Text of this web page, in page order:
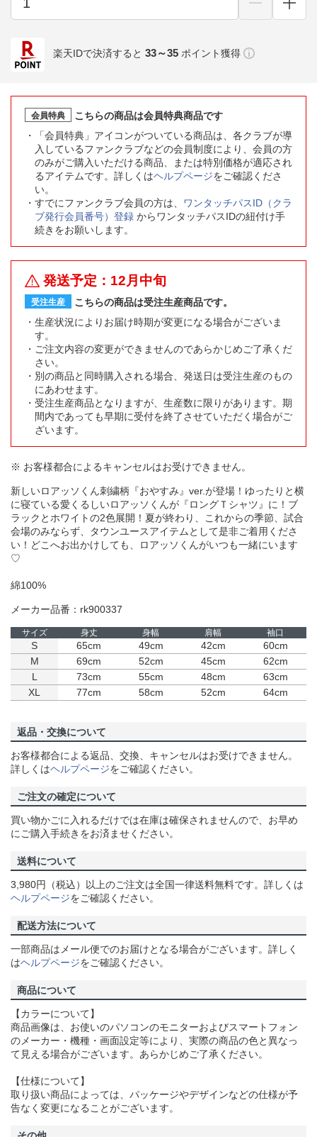
楽天IDで決済すると 33～35 ポイント獲得
会員特典
こちらの商品は会員特典商品です
「会員特典」アイコンがついている商品は、各クラブが導
入しているファンクラブなどの会員制度により、会員の方
のみがご購入いただける商品、または特別価格が適応され
るアイテムです。詳しくはヘルプページをご確認くださ
い。
すでにファンクラブ会員の方は、
ワンタッチパスID（クラ
ブ発行会員番号）登録 からワンタッチパスIDの紐付け手
続きをお願いします。
発送予定：12月中旬
受注生産
こちらの商品は受注生産商品です。
生産状況によりお届け時期が変更になる場合がございま
す。
ご注文内容の変更ができませんのであらかじめご了承くだ
さい。
別の商品と同時購入される場合、発送日は受注生産のもの
にあわせます。
受注生産商品となりますが、生産数に限りがあります。期
間内であっても早期に受付を終了させていただく場合がご
ざいます。
※ お客様都合によるキャンセルはお受けできません。
新しいロアッソくん刺繍柄『おやすみ』ver.が登場！ゆったりと横
に寝ている愛くるしいロアッソくんが『ロングＴシャツ』に！ブ
ラックとホワイトの2色展開！夏が終わり、これからの季節、試合
会場のみならず、タウンユースアイテムとして是非ご着用くださ
い！どこへお出かけしても、ロアッソくんがいつも一緒にいます
♡
綿100%
メーカー品番：rk900337
サイズ 身丈 身幅 肩幅 袖口
S 65cm 49cm 42cm
60cm
M
69cm 52cm 45cm
62cm
L
73cm 55cm 48cm
63cm
XL
77cm 58cm 52cm 64cm
返品・交換について
お客様都合による返品、交換、キャンセルはお受けできません。
詳しくはヘルプページをご確認ください。
ご注文の確定について
買い物かごに入れるだけでは在庫は確保されませんので、お早め
にご購入手続きをお済ませください。
送料について
3,980円（税込）以上のご注文は全国一律送料無料です。詳しくは
ヘルプページをご確認ください。
配送方法について
一部商品はメール便でのお届けとなる場合がございます。詳しく
はヘルプページをご確認ください。
商品について
【カラーについて】
商品画像は、お使いのパソコンのモニターおよびスマートフォン
のメーカー・機種・画面設定等により、実際の商品の色と異なっ
て見える場合がございます。あらかじめご了承ください。
【仕様について】
取り扱い商品によっては、パッケージやデザインなどの仕様が予
告なく変更になることがございます。